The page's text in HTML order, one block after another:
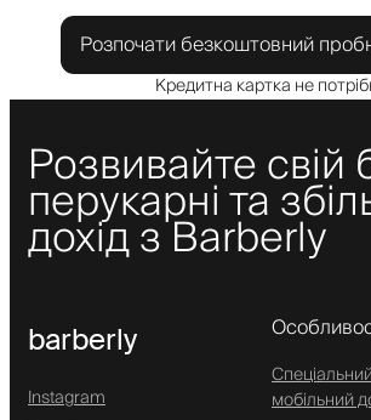
Розпочати безкоштовний
Кредитна картка не
Розвивайте свій
перукарні та
дохід з Barberly
barberly
Instagram
мобільний